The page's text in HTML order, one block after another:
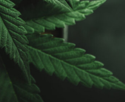
ADMIJHFKDFN